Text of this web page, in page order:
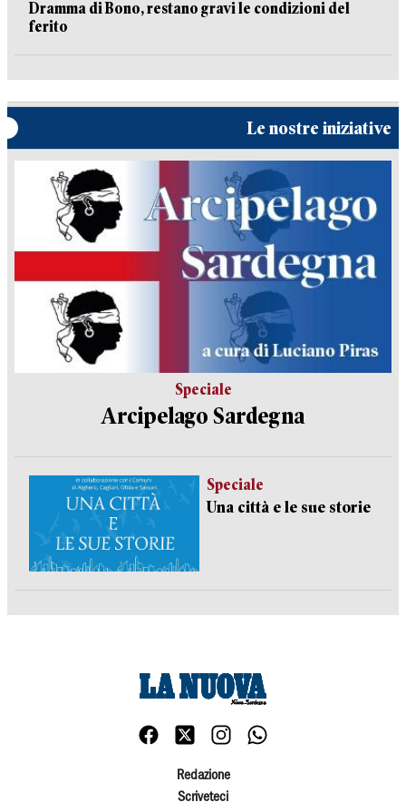
Dramma di Bono, restano gravi le condizioni del
ferito
Le nostre iniziative
Speciale
Arcipelago Sardegna
Speciale
Una città e le sue storie
Redazione
Scriveteci